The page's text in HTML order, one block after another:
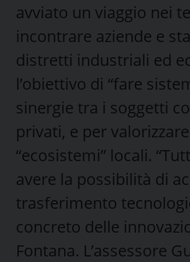
avviato un viaggio nei
incontrare aziende e
distretti industriali ed
l’obiettivo di “fare
sinergie tra i soggetti
privati, e per
“ecosistemi” locali.
avere la possibilità di
trasferimento
concreto delle
Fontana. L’assessore